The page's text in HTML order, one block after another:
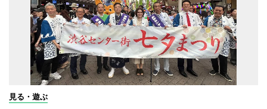
見る・遊ぶ